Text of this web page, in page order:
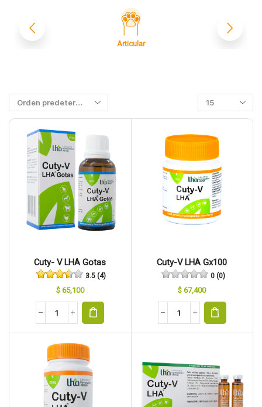
Articular
Cuty- V LHA Gotas
3.5 (4)
$65,100
Cuty-V LHA Gx100
0 (0)
$ 67,400